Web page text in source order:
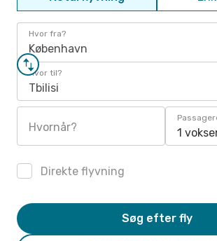
Hvor fra?
København
Hvor til?
Tbilisi
Hvornår? 1
Direkte flyvning
Søg efter fly